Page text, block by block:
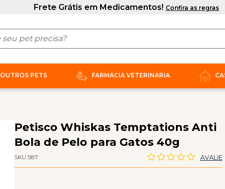
OUTROS PETS FARMÁCIA VETERINÁRIA
Petisco Whiskas Temptations Anti
Bola de Pelo para Gatos 40g
SKU 587 AVALIE